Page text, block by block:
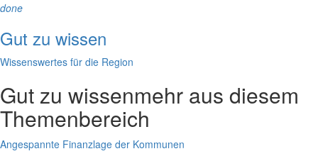
done
Gut zu wissen
Wissenswertes für die Region
Gut zu wissenmehr aus diesem
Themenbereich
Angespannte Finanzlage der Kommunen